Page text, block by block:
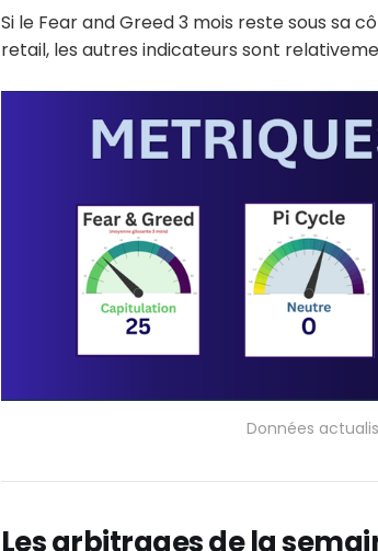
Si le Fear and Greed 3 mois reste sous sa
retail, les autres indicateurs sont
Données
Les arbitrages de la